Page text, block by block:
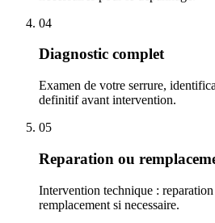
04
Diagnostic complet
Examen de votre serrure,
definitif avant intervention.
05
Reparation ou
Intervention technique :
remplacement si necessaire.